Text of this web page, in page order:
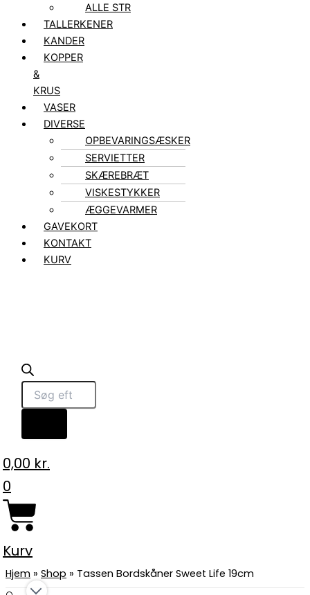
ALLE STR
TALLERKENER
KANDER
KOPPER
&
KRUS
VASER
DIVERSE
OPBEVARINGSÆSKER
SERVIETTER
SKÆREBRÆT
VISKESTYKKER
ÆGGEVARMER
GAVEKORT
KONTAKT
KURV
0,00 kr.
0
Kurv
Hjem » Shop » Tassen Bordskåner Sweet Life 19cm